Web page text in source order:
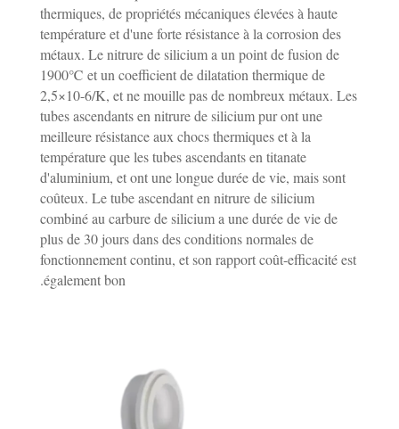
thermiques, de propriétés mécaniques élevées à haute
température et d'une forte résistance à la corrosion des
métaux. Le nitrure de silicium a un point de fusion de
1900℃ et un coefficient de dilatation thermique de
2,5×10-6/K, et ne mouille pas de nombreux métaux. Les
tubes ascendants en nitrure de silicium pur ont une
meilleure résistance aux chocs thermiques et à la
température que les tubes ascendants en titanate
d'aluminium, et ont une longue durée de vie, mais sont
coûteux. Le tube ascendant en nitrure de silicium
combiné au carbure de silicium a une durée de vie de
plus de 30 jours dans des conditions normales de
fonctionnement continu, et son rapport coût-efficacité est
également bon.